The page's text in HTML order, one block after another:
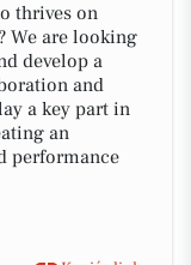
thrives on
We are looking
develop a
and
a key part in
an
performance